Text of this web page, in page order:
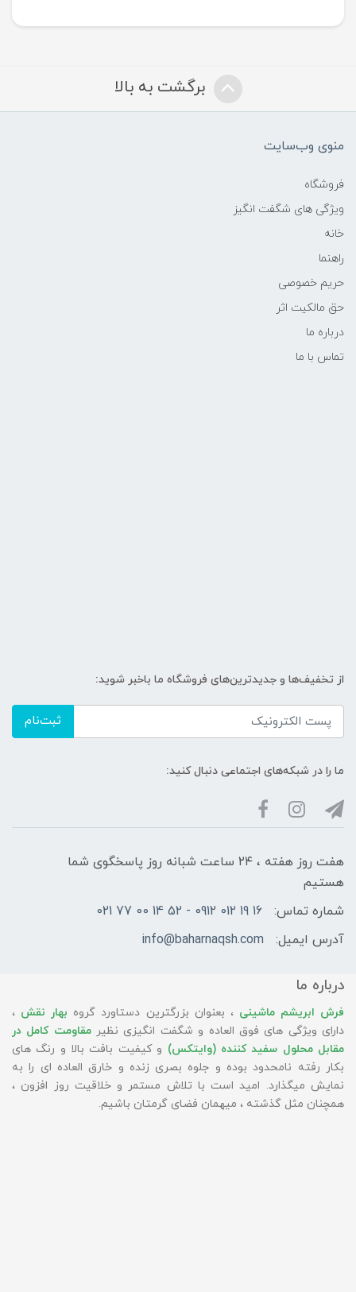
برگشت به بالا
منوی وب‌سایت
فروشگاه
ویژگی های شگفت انگیز
خانه
راهنما
حریم خصوصی
حق مالکیت اثر
درباره ما
تماس با ما
از تخفیف‌ها و جدیدترین‌های فروشگاه ما باخبر شوید:
ثبت‌نام
ما را در شبکه‌های اجتماعی دنبال کنید:
هفت روز هفته ، ۲۴ ساعت شبانه‌ روز پاسخگوی شما
هستیم
شماره تماس:
16 19 012 0912 - 52 14 00 77 021
آدرس ایمیل:
info@baharnaqsh.com
درباره ما
فرش ابریشم ماشینی ، بعنوان بزرگترین دستاورد گروه بهار نقش ،
دارای ویژگی های فوق العاده و شگفت انگیزی نظیرمقاومت کامل در
مقابل محلول سفید کننده (وایتکس) و کیفیت بافت بالا و رنگ های
بکار رفته نامحدود بوده و جلوه بصری زنده و خارق العاده ای را به
نمایش میگذارد. امید است با تلاش مستمر و خلاقیت روز افزون ،
همچنان مثل گذشته ، میهمان فضای گرمتان باشیم.